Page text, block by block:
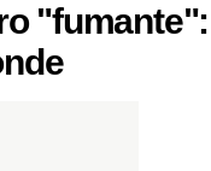
"fumante":